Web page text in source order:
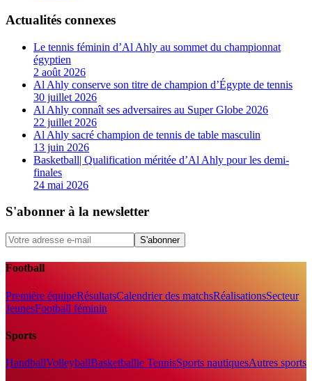
Actualités connexes
Le tennis féminin d’Al Ahly au sommet du championnat
égyptien
2 août 2026
Al Ahly conserve son titre de champion d’Égypte de tennis
30 juillet 2026
Al Ahly connaît ses adversaires au Super Globe 2026
22 juillet 2026
Al Ahly sacré champion de tennis de table masculin
13 juin 2026
Basketball| Qualification méritée d’Al Ahly pour les demi-
finales
24 mai 2026
S'abonner à la newsletter
S'abonner
Football
Première équipeRésultatsCalendrier des matchsRéalisationsSecteur
JeunesFootball féminin
Sports
HandballVolleyballBasketballle TennisSports nautiquesAutres sports